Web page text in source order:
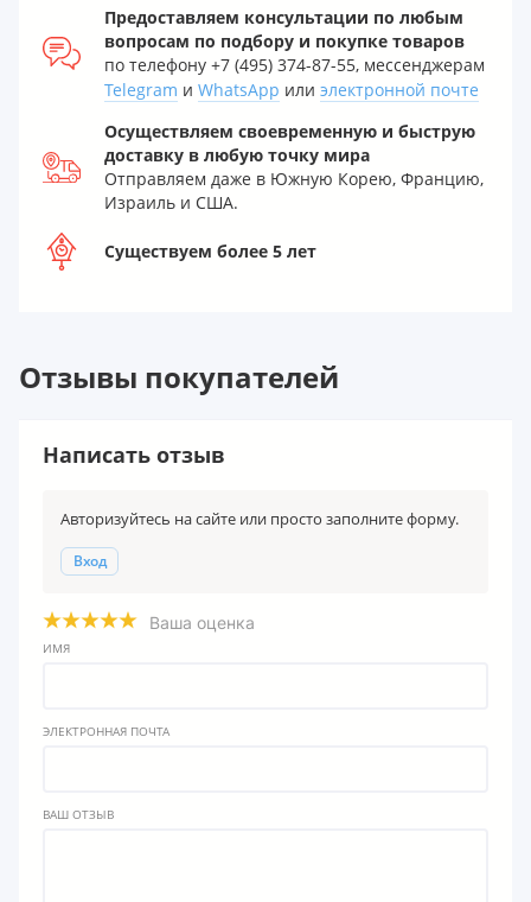
Предоставляем консультации по любым
вопросам по подбору и покупке товаров
по телефону +7 (495) 374-87-55, мессенджерам
Telegram и WhatsApp или электронной почте
Осуществляем своевременную и быструю
доставку в любую точку мира
Отправляем даже в Южную Корею, Францию,
Израиль и США.
Существуем более 5 лет
Отзывы покупателей
Написать отзыв
Авторизуйтесь на сайте или просто заполните форму.
Вход
Ваша оценка
ИМЯ
ЭЛЕКТРОННАЯ ПОЧТА
ВАШ ОТЗЫВ